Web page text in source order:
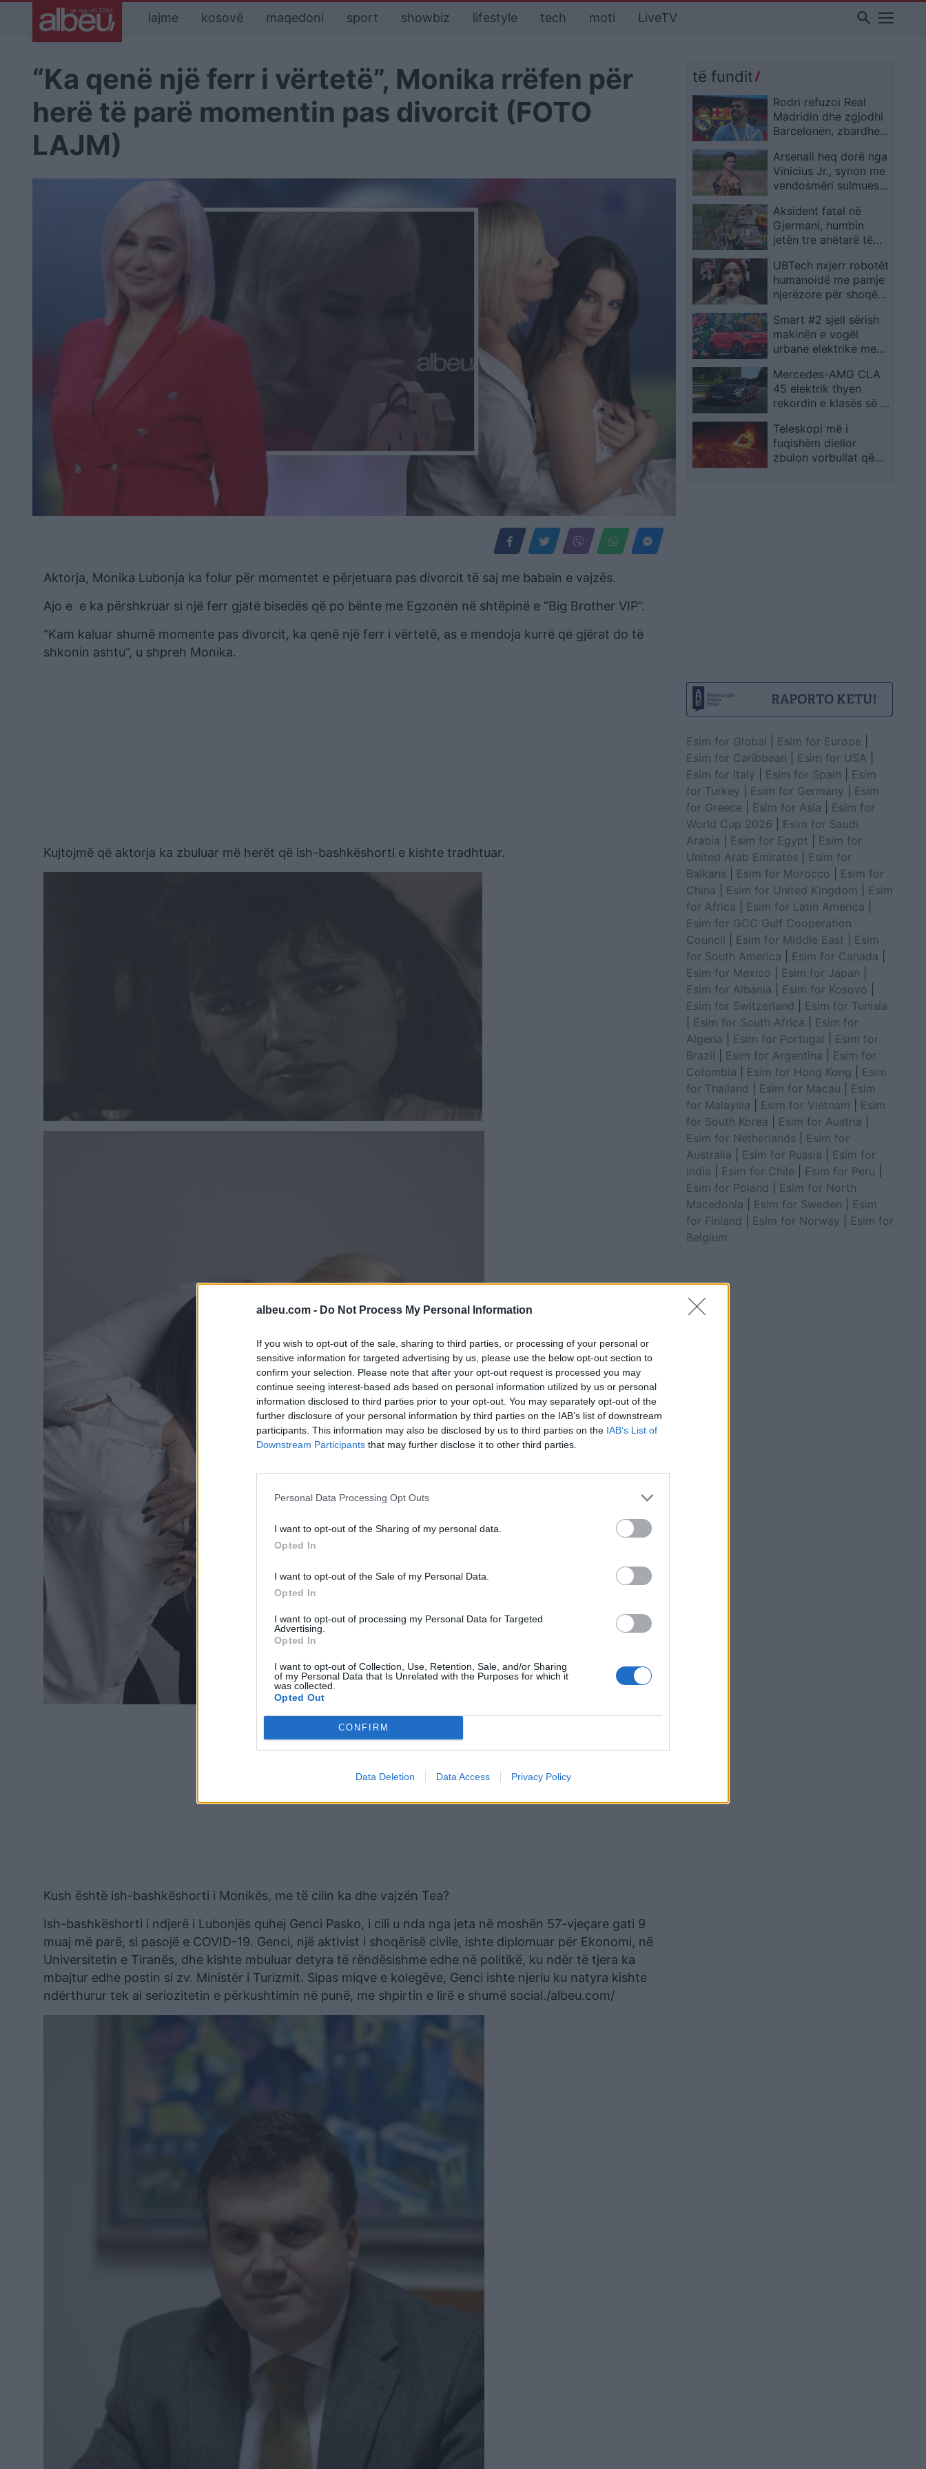
albeu.com - Do Not Process My Personal Information
If you wish to opt-out of the sale, sharing to third parties, or processing of your personal or
sensitive information for targeted advertising by us, please use the below opt-out section to
confirm your selection. Please note that after your opt-out request is processed you may
continue seeing interest-based ads based on personal information utilized by us or personal
information disclosed to third parties prior to your opt-out. You may separately opt-out of the
further disclosure of your personal information by third parties on the IAB’s list of downstream
participants. This information may also be disclosed by us to third parties on the IAB’s List of
Downstream Participants that may further disclose it to other third parties.
Personal Data Processing Opt Outs
I want to opt-out of the Sharing of my personal data.
Opted In
I want to opt-out of the Sale of my Personal Data.
Opted In
I want to opt-out of processing my Personal Data for Targeted
Advertising.
Opted In
I want to opt-out of Collection, Use, Retention, Sale, and/or Sharing
of my Personal Data that Is Unrelated with the Purposes for which it
was collected.
Opted Out
CONFIRM
Data Deletion Data Access Privacy Policy
lajme kosovë maqedoni sport showbiz lifestyle tech moti LiveTV search
“Ka qenë një ferr i vërtetë”, Monika rrëfen për
herë të parë momentin pas divorcit (FOTO
LAJM)
Aktorja, Monika Lubonja ka folur për momentet e përjetuara pas divorcit të saj me babain e vajzës.
Ajo e e ka përshkruar si një ferr gjatë bisedës që po bënte me Egzonën në shtëpinë e “Big Brother VIP”.
“Kam kaluar shumë momente pas divorcit, ka qenë një ferr i vërtetë, as e mendoja kurrë që gjërat do të
shkonin ashtu”, u shpreh Monika.
Kujtojmë që aktorja ka zbuluar më herët që ish-bashkëshorti e kishte tradhtuar.
Kush është ish-bashkëshorti i Monikës, me të cilin ka dhe vajzën Tea?
Ish-bashkëshorti i ndjerë i Lubonjës quhej Genci Pasko, i cili u nda nga jeta në moshën 57-vjeçare gati 9
muaj më parë, si pasojë e COVID-19. Genci, një aktivist i shoqërisë civile, ishte diplomuar për Ekonomi, në
Universitetin e Tiranës, dhe kishte mbuluar detyra të rëndësishme edhe në politikë, ku ndër të tjera ka
mbajtur edhe postin si zv. Ministër i Turizmit. Sipas miqve e kolegëve, Genci ishte njeriu ku natyra kishte
ndërthurur tek ai seriozitetin e përkushtimin në punë, me shpirtin e lirë e shumë social./albeu.com/
të fundit
Rodri refuzoi Real
Madridin dhe zgjodhi
Barcelonën, zbardhen
Arsenali heq dorë nga
Vinicius Jr., synon me
vendosmëri sulmuesin
Aksident fatal në
Gjermani, humbin
jetën tre anëtarë të
Ferizaji që po
ktheheshin nga
Kosova
UBTech nxjerr robotët
humanoidë me pamje
njerëzore për shoqëri
Smart #2 sjell sërish
makinën e vogël
urbane elektrike me
Mercedes-AMG CLA
45 elektrik thyen
rekordin e klasës së tij
Teleskopi më i
fuqishëm diellor
zbulon vorbullat që
Esim for Global Esim for Europe
Esim for Caribbean
Esim for USA
Esim for Italy
Esim for Spain
Esim
for Turkey
Esim for Germany
Esim
for Greece
Esim for Asia
Esim for
World Cup 2026
Esim for Saudi
Arabia
Esim for Egypt
Esim for
United Arab Emirates
Esim for
Balkans
Esim for Morocco
Esim for
China
Esim for United Kingdom
Esim
for Africa
Esim for Latin America
Esim for GCC Gulf Cooperation
Council
Esim for Middle East
Esim
for South America
Esim for Canada
Esim for Mexico
Esim for Japan
Esim for Albania
Esim for Kosovo
Esim for Switzerland
Esim for Tunisia
Esim for South Africa
Esim for
Algeria
Esim for Portugal
Esim for
Brazil
Esim for Argentina
Esim for
Colombia
Esim for Hong Kong
Esim
for Thailand
Esim for Macau
Esim
for Malaysia
Esim for Vietnam
Esim
for South Korea
Esim for Austria
Esim for Netherlands
Esim for
Australia
Esim for Russia
Esim for
India
Esim for Chile Esim for Peru
Esim for Poland
Esim for North
Macedonia
Esim for Sweden
Esim
for Finland
Esim for Norway
Esim for
Belgium